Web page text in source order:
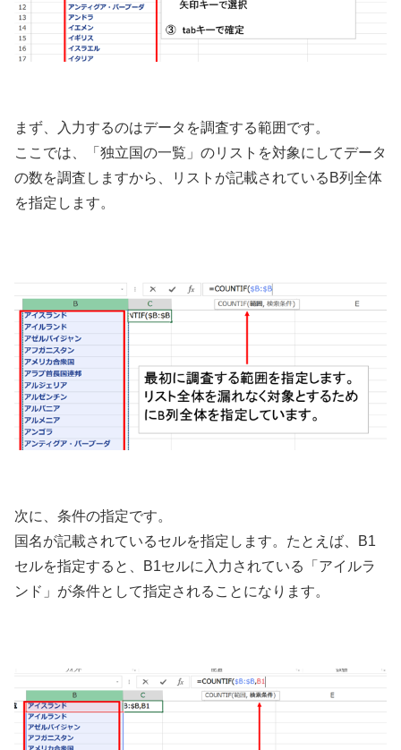
まず、入力するのはデータを調査する範囲です。
ここでは、「独立国の一覧」のリストを対象にしてデータ
の数を調査しますから、リストが記載されているB列全体
を指定します。
次に、条件の指定です。
国名が記載されているセルを指定します。たとえば、B1
セルを指定すると、B1セルに入力されている「アイルラ
ンド」が条件として指定されることになります。